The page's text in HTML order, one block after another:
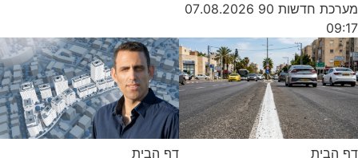
מערכת חדשות 90
07.08.2026
09:17
דף הבית דף הבית